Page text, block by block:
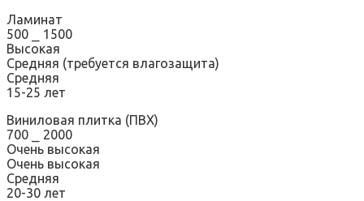
Ламинат
500 ⎯ 1500
Высокая
Средняя (требуется влагозащита)
Средняя
15-25 лет
Виниловая плитка (ПВХ)
700 ⎯ 2000
Очень высокая
Очень высокая
Средняя
20-30 лет